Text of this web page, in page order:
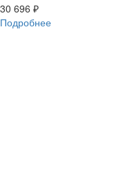
30 696 ₽
Подробнее